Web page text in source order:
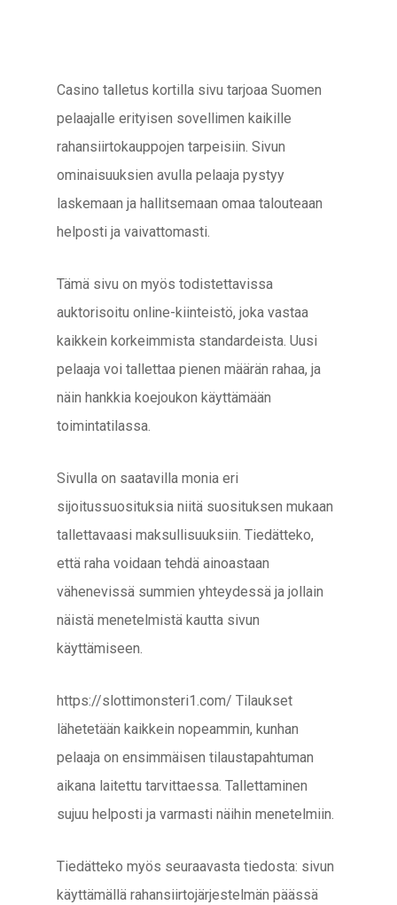
Casino talletus kortilla sivu tarjoaa Suomen
pelaajalle erityisen sovellimen kaikille
rahansiirtokauppojen tarpeisiin. Sivun
ominaisuuksien avulla pelaaja pystyy
laskemaan ja hallitsemaan omaa talouteaan
helposti ja vaivattomasti.
Tämä sivu on myös todistettavissa
auktorisoitu online-kiinteistö, joka vastaa
kaikkein korkeimmista standardeista. Uusi
pelaaja voi tallettaa pienen määrän rahaa, ja
näin hankkia koejoukon käyttämään
toimintatilassa.
Sivulla on saatavilla monia eri
sijoitussuosituksia niitä suosituksen mukaan
tallettavaasi maksullisuuksiin. Tiedätteko,
että raha voidaan tehdä ainoastaan
vähenevissä summien yhteydessä ja jollain
näistä menetelmistä kautta sivun
käyttämiseen.
https://slottimonsteri1.com/ Tilaukset
lähetetään kaikkein nopeammin, kunhan
pelaaja on ensimmäisen tilaustapahtuman
aikana laitettu tarvittaessa. Tallettaminen
sujuu helposti ja varmasti näihin menetelmiin.
Tiedätteko myös seuraavasta tiedosta: sivun
käyttämällä rahansiirtojärjestelmän päässä